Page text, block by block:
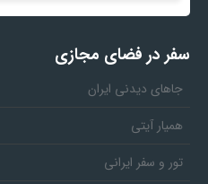
سفر در فضای مجازی
جاهای دیدنی ایران
همیار آیتی
تور و سفر ایرانی